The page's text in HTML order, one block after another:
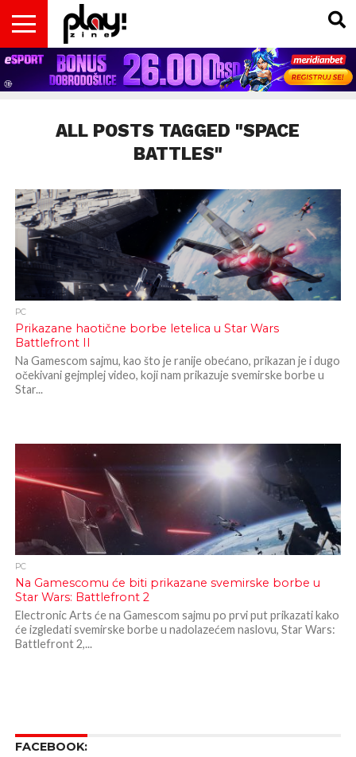
VESTI
MAGAZIN
PLAY!RETRO
PLAY!CAST
PLAY!CON
PLAY!BIZ
INSIDER
OPISI
IGARA
DOMAĆA
SCENA
INTERVJUI
GADGETS
FILM
& TV
KOLUMNE
ALL POSTS TAGGED "SPACE
BATTLES"
PC
Prikazane haotične borbe letelica u Star Wars
Battlefront II
Na Gamescom sajmu, kao što je ranije obećano, prikazan je i dugo
očekivani gejmplej video, koji nam prikazuje svemirske borbe u
Star...
PC
Na Gamescomu će biti prikazane svemirske borbe u
Star Wars: Battlefront 2
Electronic Arts će na Gamescom sajmu po prvi put prikazati kako
će izgledati svemirske borbe u nadolazećem naslovu, Star Wars:
Battlefront 2,...
FACEBOOK: